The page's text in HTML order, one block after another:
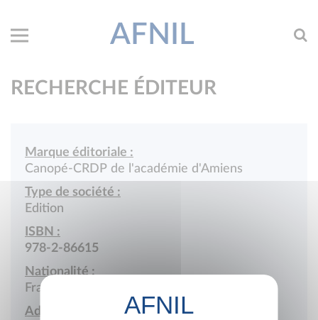
AFNIL
RECHERCHE ÉDITEUR
Marque éditoriale :
Canopé-CRDP de l'académie d'Amiens
Type de société :
Edition
ISBN :
978-2-86615
Nationalité :
France
Adresse :